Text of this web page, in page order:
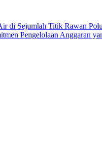
di Sejumlah Titik Rawan
Pengelolaan Anggaran